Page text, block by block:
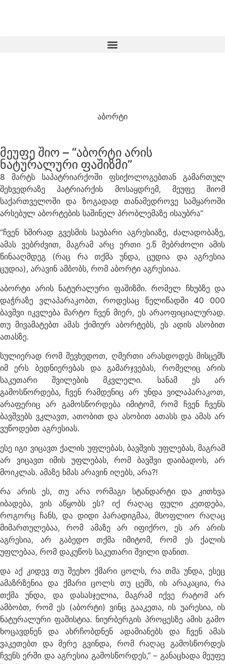
აბორტი
მეუფე შიო – “აბორტი არის
ნატურალური ფაშიზმი”
8 მარტს საპატრიარქოში ფსიქოლოგებთან გამართულ
შეხვედრაზე პატრიარქის მოსაყდრემ, მეუფე შიომ
საქართველოში და ზოგადად თანამედროვე სამყაროში
არსებულ აბორტების საშინელ პრობლემაზე ისაუბრა”
“ჩვენ ხშირად გვესმის საუბარი აგრესიაზე, ძალადობაზე,
ამას ვებრძვით, მაგრამ არც ერთი ე.წ მებრძოლი ამის
წინააღმდეგ (რაც რა თქმა უნდა, ცუდია და აგრესია
ცუდია), არავინ ამბობს, რომ აბორტი აგრესიაა.
აბორტი არის ნატურალური ფაშიზმი. რომელ ჩხუბზე და
დაჭრაზე ვლაპარაკობთ, როდესაც წელიწადში 40 000
ბავშვი იკვლება მარტო ჩვენ მიერ, ეს არაოფიციალურად.
თუ მივამატებთ ამას ქიმიურ აბორტებს, ეს ადის ასობით
ათასზე.
სულიერად რომ შევხედოთ, ღმერთი არასდოდეს მისცემს
იმ ერს ბედნიერებას და გამარჯვებას, რომელიც არის
საკუთარი შვილების მკვლელი. სანამ ეს არ
გამოსწორდება, ჩვენ რამდენიც არ უნდა ვილაპარაკოთ,
არაფერიც არ გამოსწორდება იმიტომ, რომ ჩვენ ჩვენს
ბავშვებს ვკლავთ, ათობით და ასობით ათასს და ამას არ
ვუწოდებთ აგრესიას.
ესე იგი ვიცავთ ქალის უფლებას, ბავშვის უფლებას, მაგრამ
არ ვიცავთ იმის უფლებას, რომ ბავშვი დაიბადოს, არ
მოიკლას. ამაზე ხმას არავინ იღებს, არა?!
რა არის ეს, თუ არა ორმაგი სტანდარტი და კითხვა
იბადება, ვის აწყობს ეს? იქ რაღაც ფული კეთდება,
როგორც ჩანს, და დიდი პარადიგმაა, მსოფლიო რაღაც
მიმართულებაა, რომ ამაზე არ იფიქრო, ეს არ არის
აგრესია, არ გაბედო თქმა იმიტომ, რომ ეს ქალის
უფლებაა, რომ დაკუწოს საკუთარი შვილი დანით.
და აქ კიდევ თუ შეეხო ქმარი ცოლს, რა თმა უნდა, ესეც
ამაზრზენია და ქმარი ცოლს თუ ცემს, ის არაკაცია, რა
თქმა უნდა, და დასასჯელია, მაგრამ იქვე რატომ არ
ამბობთ, რომ ეს (აბორტი) ვინც გააკეთა, ის უარესია, ის
ნატურალური ფაშისტია. ნიურბერგის პროცესზე ამის გამო
ხოცავდნენ და ახრჩობდნენ ადამიანებს და ჩვენ ამას
ვაკეთებთ და მერე გვინდა, რომ რაღაც გამოსწორდეს
ჩვენს ერში და აგრესია გამოსწორდეს,” – განაცხადა მეუფე